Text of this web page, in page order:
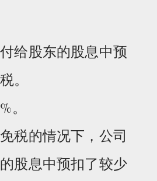
给股东的股息中预
。
。
税的情况下，公司
股息中预扣了较少